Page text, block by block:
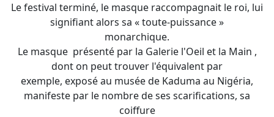
Le festival terminé, le masque raccompagnait le roi, lui
signifiant alors sa « toute-puissance »
monarchique.
Le masque présenté par la Galerie l'Oeil et la Main ,
dont on peut trouver l'équivalent par
exemple, exposé au musée de Kaduma au Nigéria,
manifeste par le nombre de ses scarifications, sa
coiffure